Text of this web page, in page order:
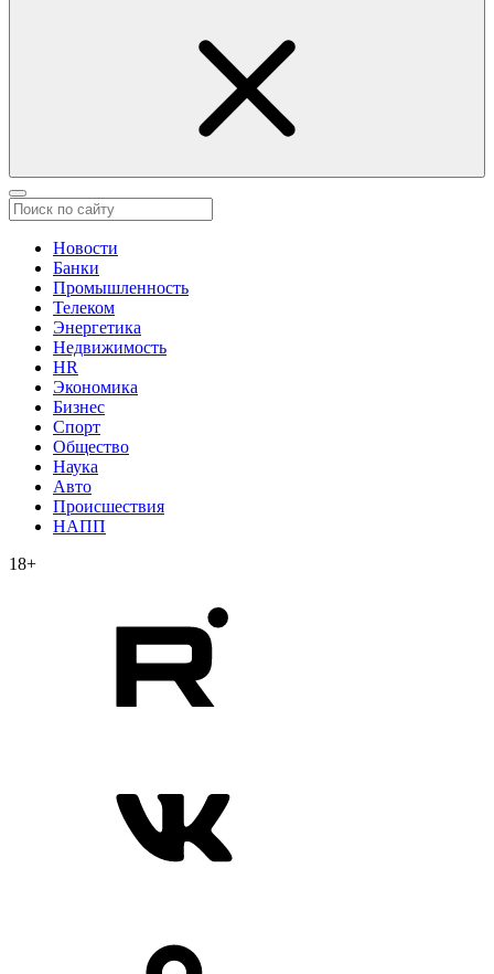
Новости
Банки
Промышленность
Телеком
Энергетика
Недвижимость
HR
Экономика
Бизнес
Спорт
Общество
Наука
Авто
Происшествия
НАПП
18+